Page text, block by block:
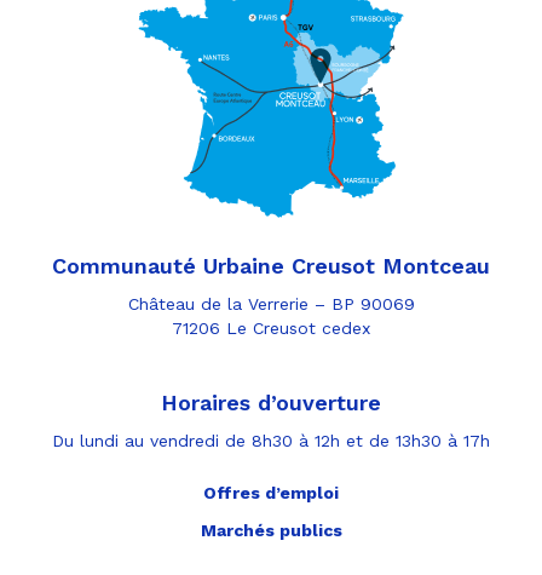
Communauté Urbaine Creusot Montceau
Château de la Verrerie – BP 90069
71206 Le Creusot cedex
Horaires d’ouverture
Du lundi au vendredi de 8h30 à 12h et de 13h30 à 17h
Offres d’emploi
Marchés publics